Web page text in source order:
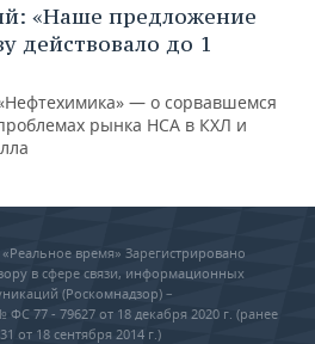
«Наше предложение
действовало до 1
— о сорвавшемся
рынка НСА в КХЛ и
время» Зарегистрировано
в сфере связи, информационных
(Роскомнадзор) –
77 - 79627 от 18 декабря 2020 г. (ранее
от 18 сентября 2014 г.)